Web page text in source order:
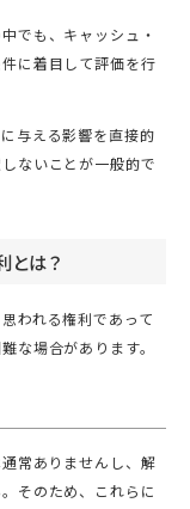
でも、キャッシュ・
に着目して評価を行
与える影響を直接的
ないことが一般的で
とは？
われる権利であって
な場合があります。
常ありませんし、解
そのため、これらに